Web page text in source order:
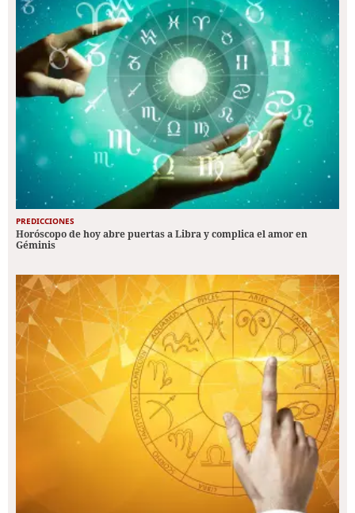
PREDICCIONES
Horóscopo de hoy abre puertas a Libra y complica el amor en
Géminis